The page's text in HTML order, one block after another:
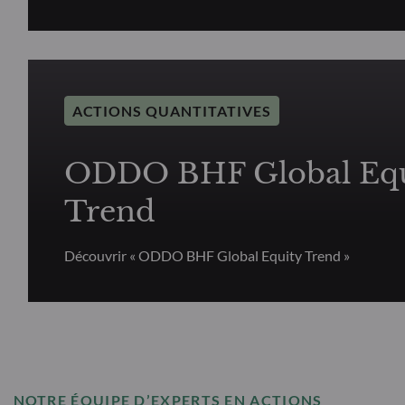
ACTIONS QUANTITATIVES
ODDO BHF Global
Trend
Découvrir « ODDO BHF Global Equity Trend »
NOTRE ÉQUIPE D’EXPERTS EN ACTIONS